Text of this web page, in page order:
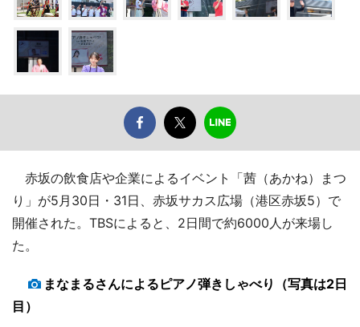
赤坂の飲食店や企業によるイベント「茜（あかね）まつ
り」が5月30日・31日、赤坂サカス広場（港区赤坂5）で
開催された。TBSによると、2日間で約6000人が来場し
た。
まなまるさんによるピアノ弾きしゃべり（写真は2日
目）